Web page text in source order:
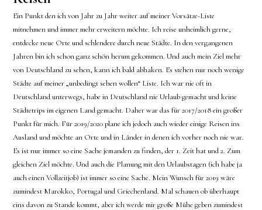
Ein Punkt den ich von Jahr zu Jahr weiter auf meiner Vorsätze-Liste
mitnehmen und immer mehr erweitern möchte. Ich reise unheimlich gerne,
entdecke neue Orte und schlendere durch neue Städte. In den vergangenen
Jahren bin ich schon ganz schön herum gekommen. Und auch mein Ziel mehr
von Deutschland zu sehen, kann ich bald abhaken. Es stehen nur noch wenige
Städte auf meiner „unbedingt sehen wollen“ Liste. Ich war nie oft in
Deutschland unterwegs, habe in Deutschland nie Urlaub gemacht und keine
Städtetrips im eigenen Land gemacht. Daher war das für 2017/2018 ein großer
Punkt für mich. Für 2019/2020 plane ich jedoch auch wieder einige Reisen ins
Ausland und möchte an Orte und in Länder in denen ich vorher noch nie war.
Es ist nur immer so eine Sache jemanden zu finden, der 1. Zeit hat und 2. Zum
gleichen Ziel möchte. Und auch die Planung mit den Urlaubstagen (ich habe ja
auch einen Vollzeitjob) ist immer so eine Sache. Mein Wunsch für 2019 wäre
zumindest Marokko, Portugal und Griechenland. Mal schauen ob überhaupt
eins davon zu Stande kommt, aber ich werde mir große Mühe geben zumindest